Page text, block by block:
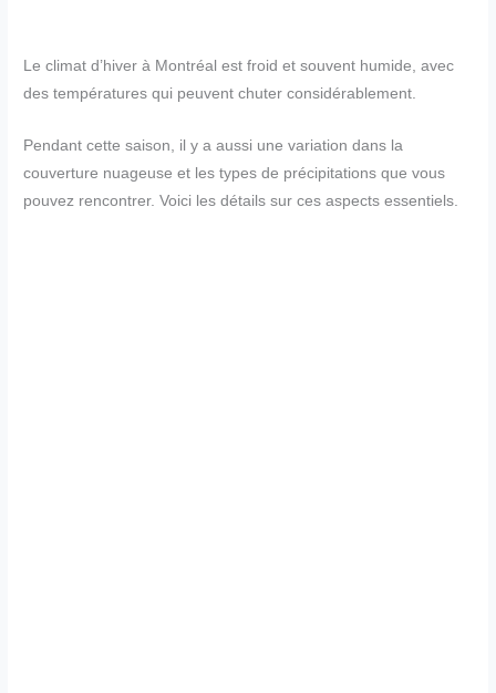
Le climat d’hiver à Montréal est froid et souvent humide, avec
des températures qui peuvent chuter considérablement.
Pendant cette saison, il y a aussi une variation dans la
couverture nuageuse et les types de précipitations que vous
pouvez rencontrer. Voici les détails sur ces aspects essentiels.